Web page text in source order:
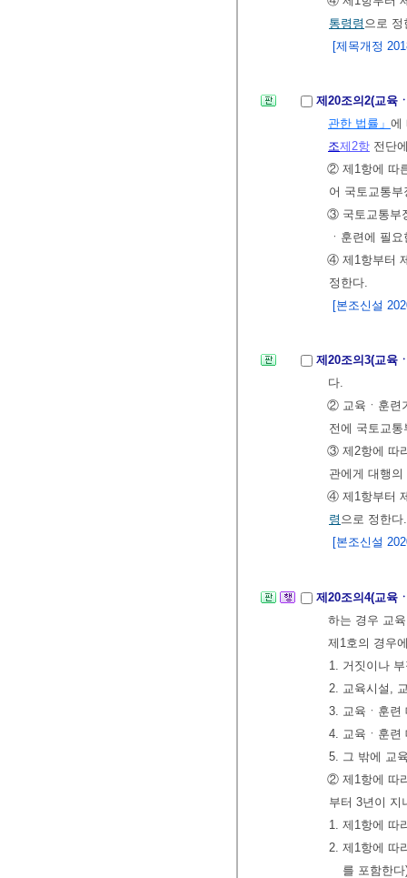
통령령 으로
[제목개정
제20조의2(교육
관한 법률」 에
조제2항 전단
② 제1항에 따
어 국토교통
③ 국토교통부
ㆍ훈련에 필
④ 제1항부터
정한다.
[본조신설
제20조의3(교육
다.
② 교육ㆍ훈련
전에 국토교
③ 제2항에 따
관에게 대행
④ 제1항부터
령 으로 정한다.
[본조신설
제20조의4(교육
하는 경우 교
제1호의 경우
1. 거짓이나
2. 교육시설,
3. 교육ㆍ훈련
4. 교육ㆍ훈련
5. 그 밖에 교
② 제1항에 따
부터 3년이 지
1. 제1항에 따
2. 제1항에 따
를 포함한